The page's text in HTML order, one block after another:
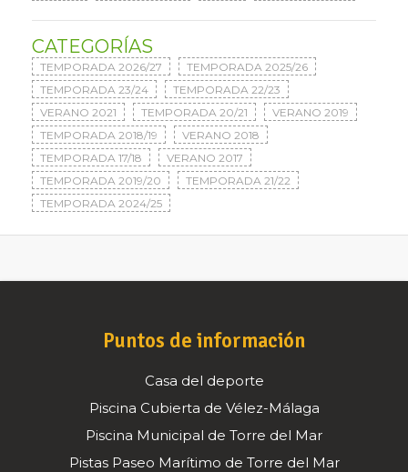
CATEGORÍAS
TEMPORADA 2026/27
TEMPORADA 2025/26
TEMPORADA 23/24
TEMPORADA 22/23
VERANO 2021
TEMPORADA 20/21
VERANO 2019
TEMPORADA 2018/19
VERANO 2018
TEMPORADA 17/18
VERANO 2017
TEMPORADA 2019/20
TEMPORADA 21/22
TEMPORADA 2024/25
Puntos de información
Casa del deporte
Piscina Cubierta de Vélez-Málaga
Piscina Municipal de Torre del Mar
Pistas Paseo Marítimo de Torre del Mar